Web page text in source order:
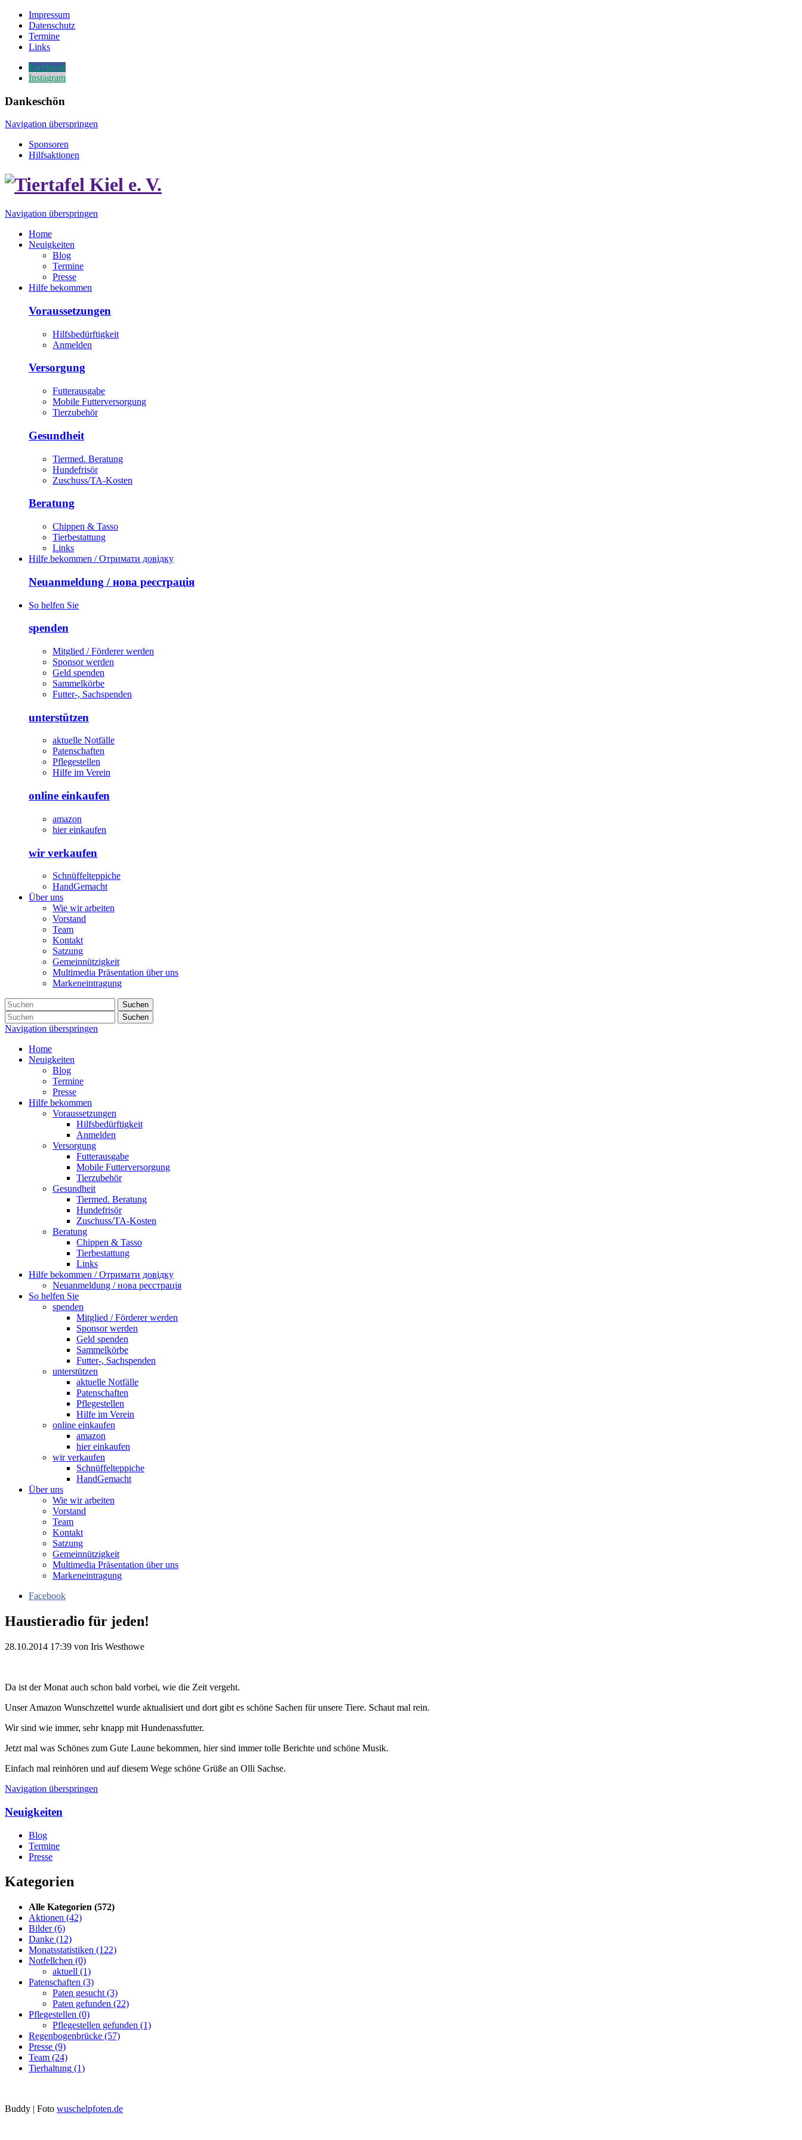
Impressum
Datenschutz
Termine
Links
Facebook
Instagram
Dankeschön
Navigation überspringen
Sponsoren
Hilfsaktionen
Navigation überspringen
Home
Neuigkeiten
Blog
Termine
Presse
Hilfe bekommen
Voraussetzungen
Hilfsbedürftigkeit
Anmelden
Versorgung
Futterausgabe
Mobile Futterversorgung
Tierzubehör
Gesundheit
Tiermed. Beratung
Hundefrisör
Zuschuss/TA-Kosten
Beratung
Chippen & Tasso
Tierbestattung
Links
Hilfe bekommen / Отримати довідку
Neuanmeldung / нова реєстрація
So helfen Sie
spenden
Mitglied / Förderer werden
Sponsor werden
Geld spenden
Sammelkörbe
Futter-, Sachspenden
unterstützen
aktuelle Notfälle
Patenschaften
Pflegestellen
Hilfe im Verein
online einkaufen
amazon
hier einkaufen
wir verkaufen
Schnüffelteppiche
HandGemacht
Über uns
Wie wir arbeiten
Vorstand
Team
Kontakt
Satzung
Gemeinnützigkeit
Multimedia Präsentation über uns
Markeneintragung
Suchen
Suchen
Navigation überspringen
Home
Neuigkeiten
Blog
Termine
Presse
Hilfe bekommen
Voraussetzungen
Hilfsbedürftigkeit
Anmelden
Versorgung
Futterausgabe
Mobile Futterversorgung
Tierzubehör
Gesundheit
Tiermed. Beratung
Hundefrisör
Zuschuss/TA-Kosten
Beratung
Chippen & Tasso
Tierbestattung
Links
Hilfe bekommen / Отримати довідку
Neuanmeldung / нова реєстрація
So helfen Sie
spenden
Mitglied / Förderer werden
Sponsor werden
Geld spenden
Sammelkörbe
Futter-, Sachspenden
unterstützen
aktuelle Notfälle
Patenschaften
Pflegestellen
Hilfe im Verein
online einkaufen
amazon
hier einkaufen
wir verkaufen
Schnüffelteppiche
HandGemacht
Über uns
Wie wir arbeiten
Vorstand
Team
Kontakt
Satzung
Gemeinnützigkeit
Multimedia Präsentation über uns
Markeneintragung
Facebook
Haustieradio für jeden!
28.10.2014 17:39 von Iris Westhowe
Da ist der Monat auch schon bald vorbei, wie die Zeit vergeht.
Unser Amazon Wunschzettel wurde aktualisiert und dort gibt es schöne Sachen für unsere Tiere. Schaut mal rein.
Wir sind wie immer, sehr knapp mit Hundenassfutter.
Jetzt mal was Schönes zum Gute Laune bekommen, hier sind immer tolle Berichte und schöne Musik.
Einfach mal reinhören und auf diesem Wege schöne Grüße an Olli Sachse.
Navigation überspringen
Neuigkeiten
Blog
Termine
Presse
Kategorien
Alle Kategorien (572)
Aktionen (42)
Bilder (6)
Danke (12)
Monatsstatistiken (122)
Notfellchen (0)
aktuell (1)
Patenschaften (3)
Paten gesucht (3)
Paten gefunden (22)
Pflegestellen (0)
Pflegestellen gefunden (1)
Regenbogenbrücke (57)
Presse (9)
Team (24)
Tierhaltung (1)
Buddy | Foto wuschelpfoten.de